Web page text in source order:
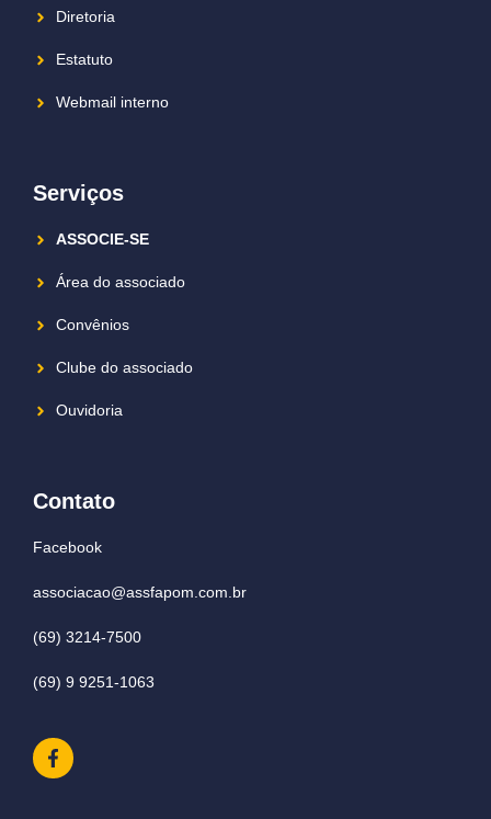
Diretoria
Estatuto
Webmail interno
Serviços
ASSOCIE-SE
Área do associado
Convênios
Clube do associado
Ouvidoria
Contato
Facebook
associacao@assfapom.com.br
(69) 3214-7500
(69) 9 9251-1063